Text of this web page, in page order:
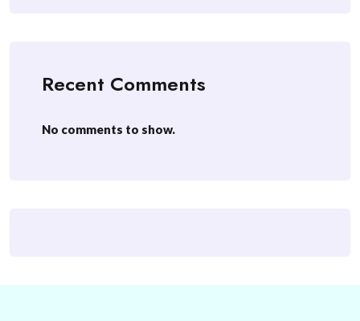
Recent Comments
No comments to show.